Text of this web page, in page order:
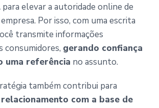
para elevar a autoridade online de
Por isso, com uma escrita
transmite informações
consumidores, gerando confiança
uma referência no assunto.
também contribui para
com a base de